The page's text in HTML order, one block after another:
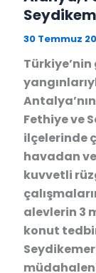
30 Temmuz
Fethiye ve
ilçelerinde
havadan
kuvvetli
alevlerin 3
konut